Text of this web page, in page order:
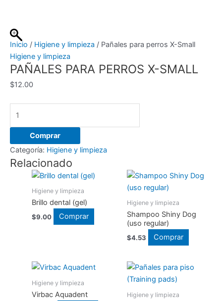
contenido
Inicio / Higiene y limpieza / Pañales para perros X-Small
Higiene y limpieza
PAÑALES PARA PERROS X-SMALL
$12.00
para
perros
X-
Small
cantidad
Comprar
Categoría: Higiene y limpieza
Relacionado
Higiene y limpieza
Brillo dental (gel)
$9.00 Comprar
Higiene y limpieza
Shampoo Shiny Dog
(uso regular)
$4.53 Comprar
Higiene y limpieza
Virbac Aquadent Higiene y limpieza